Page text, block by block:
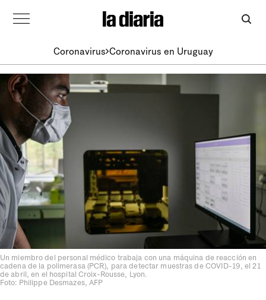
Coronavirus Coronavirus en Uruguay
Un miembro del personal médico trabaja con una máquina de reacción en
cadena de la polimerasa (PCR), para detectar muestras de COVID-19, el 21
de abril, en el hospital Croix-Rousse, Lyon.
Foto: Philippe Desmazes, AFP